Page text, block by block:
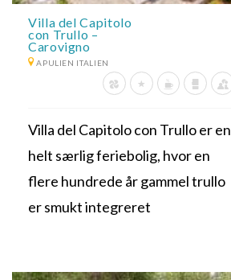
Villa del Capitolo
con Trullo –
Carovigno
APULIEN ITALIEN
Villa del Capitolo con Trullo er en
helt særlig feriebolig, hvor en
flere hundrede år gammel trullo
er smukt integreret